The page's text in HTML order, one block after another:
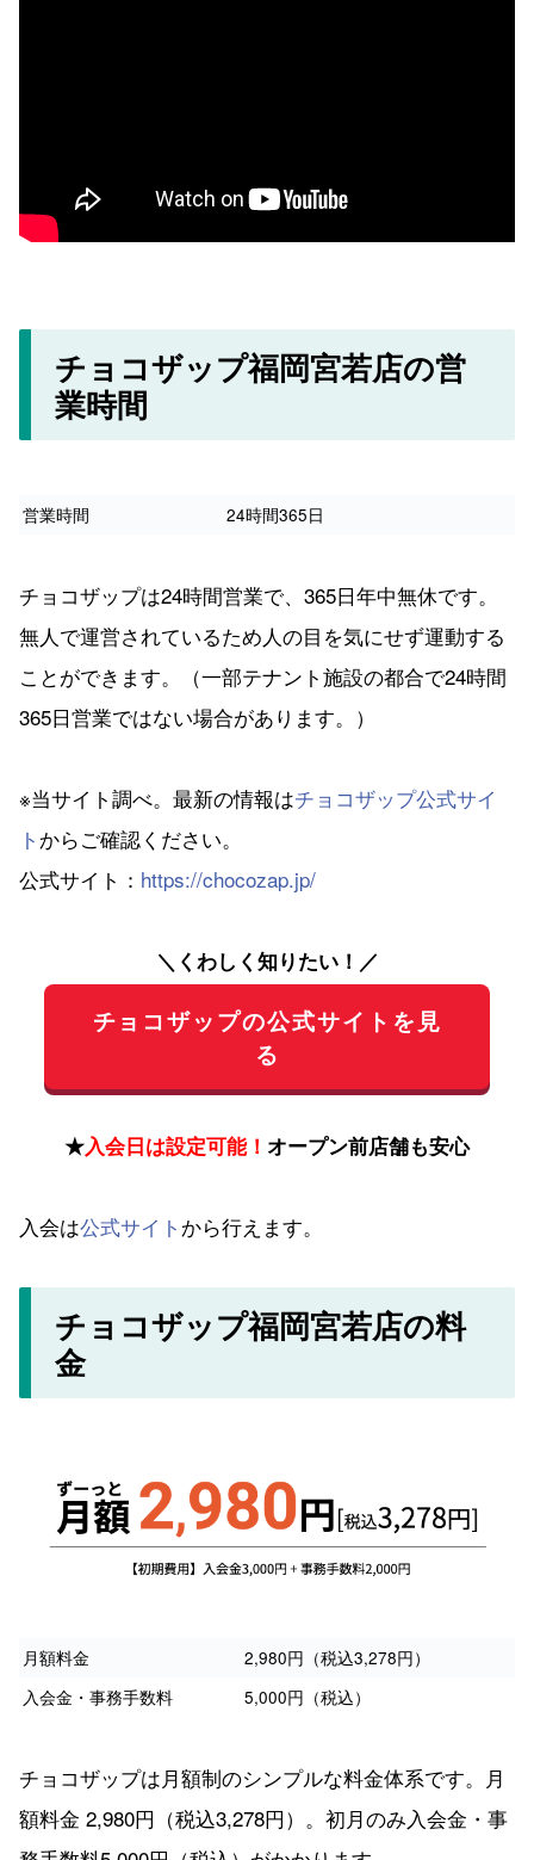
チョコザップ福岡宮若店の営
業時間
営業時間 24時間365日
チョコザップは24時間営業で、365日年中無休です。
無人で運営されているため人の目を気にせず運動する
ことができます。（一部テナント施設の都合で24時間
365日営業ではない場合があります。）
※当サイト調べ。最新の情報はチョコザップ公式サイ
ト からご確認ください。
公式サイト： https://chocozap.jp/
＼くわしく知りたい！／
チョコザップの公式サイトを見
る
★入会日は設定可能！ オープン前店舗も安心
入会は公式サイト から行えます。
チョコザップ福岡宮若店の料
金
月額料金
2,980円（税込3,278円）
入会金・事務手数料
5,000円（税込）
チョコザップは月額制のシンプルな料金体系です。月
額料金 2,980円（税込3,278円）。初月のみ入会金・事